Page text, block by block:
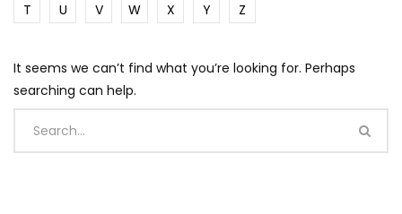
T
U V W X Y Z
It seems we can’t find what you’re looking for. Perhaps
searching can help.